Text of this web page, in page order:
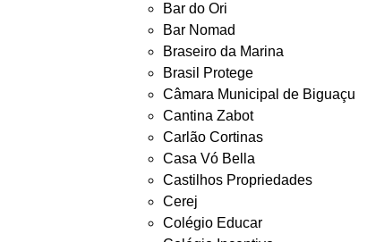
Bar do Ori
Bar Nomad
Braseiro da Marina
Brasil Protege
Câmara Municipal de Biguaçu
Cantina Zabot
Carlão Cortinas
Casa Vó Bella
Castilhos Propriedades
Cerej
Colégio Educar